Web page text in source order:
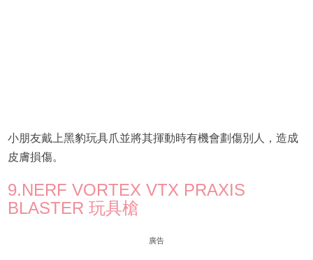
小朋友戴上黑豹玩具爪並將其揮動時有機會劃傷別人，造成
皮膚損傷。
9.NERF VORTEX VTX PRAXIS
BLASTER 玩具槍
廣告